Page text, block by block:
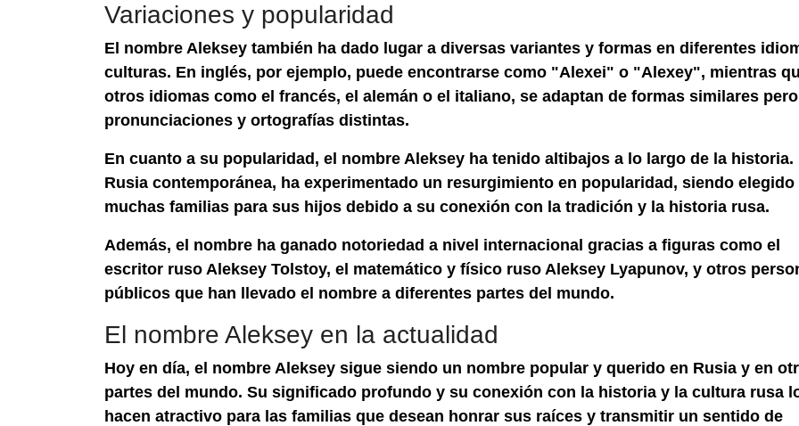
Variaciones y popularidad
El nombre Aleksey también ha dado lugar a diversas variantes y formas en diferentes
culturas. En inglés, por ejemplo, puede encontrarse como "Alexei" o "Alexey", mientras
otros idiomas como el francés, el alemán o el italiano, se adaptan de formas similares
pronunciaciones y ortografías distintas.
En cuanto a su popularidad, el nombre Aleksey ha tenido altibajos a lo largo de la historia.
Rusia contemporánea, ha experimentado un resurgimiento en popularidad, siendo elegido
muchas familias para sus hijos debido a su conexión con la tradición y la historia rusa.
Además, el nombre ha ganado notoriedad a nivel internacional gracias a figuras como el
escritor ruso Aleksey Tolstoy, el matemático y físico ruso Aleksey Lyapunov, y otros
públicos que han llevado el nombre a diferentes partes del mundo.
El nombre Aleksey en la actualidad
Hoy en día, el nombre Aleksey sigue siendo un nombre popular y querido en Rusia y en
partes del mundo. Su significado profundo y su conexión con la historia y la cultura rusa
hacen atractivo para las familias que desean honrar sus raíces y transmitir un sentido de